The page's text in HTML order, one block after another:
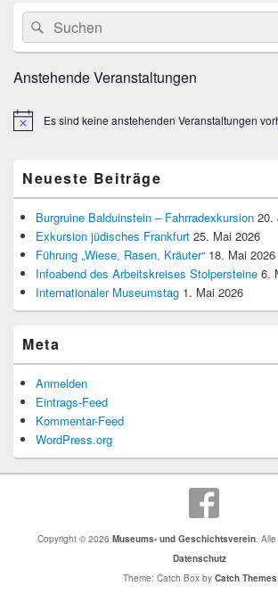
Primärer
Seitenleisten
Widget-
Bereich
Suche
nach:
Suchen
Anstehende Veranstaltungen
HinweisEs sind keine anstehenden Veranstaltungen
Neueste Beiträge
Burgruine Balduinstein – Fahrradexkursion 20.
Exkursion jüdisches Frankfurt 25. Mai 2026
Führung „Wiese, Rasen, Kräuter“ 18. Mai 2026
Infoabend des Arbeitskreises Stolpersteine 6.
Internationaler Museumstag 1. Mai 2026
Meta
Anmelden
Eintrags-Feed
Kommentar-Feed
WordPress.org
Copyright © 2026 Museums- und Geschichtsverein.
Datenschutz
Theme: Catch Box by Catch Themes